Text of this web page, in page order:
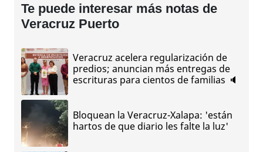
Te puede interesar más notas de
Veracruz Puerto
Veracruz acelera regularización de
predios; anuncian más entregas de
escrituras para cientos de familias 🔈
Bloquean la Veracruz-Xalapa: 'están
hartos de que diario les falte la luz'